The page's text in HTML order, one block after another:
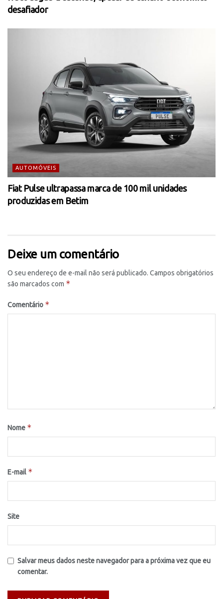
desafiador
AUTOMÓVEIS
Fiat Pulse ultrapassa marca de 100 mil unidades
produzidas em Betim
Deixe um comentário
O seu endereço de e-mail não será publicado. Campos obrigatórios
são marcados com *
Comentário *
Nome *
E-mail *
Site
Salvar meus dados neste navegador para a próxima vez que eu
comentar.